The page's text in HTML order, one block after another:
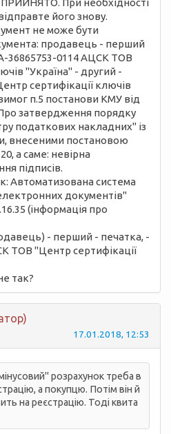
При необхідності
його знову.
не може бути
продавець - перший
36865753-0114 АЦСК ТОВ
"Україна" - другий -
сертифікації ключів
п.5 постанови КМУ від
затвердження порядку
податкових накладних" із
внесеними постановою
а саме: невірна
підписів.
Автоматизована система
документів"
(інформація про
- перший - печатка, -
ТОВ "Центр сертифікації
так?
17.01.2018, 12:53
розрахунок треба в
а покупцю. Потім він й
на реєстрацію. Тоді квита